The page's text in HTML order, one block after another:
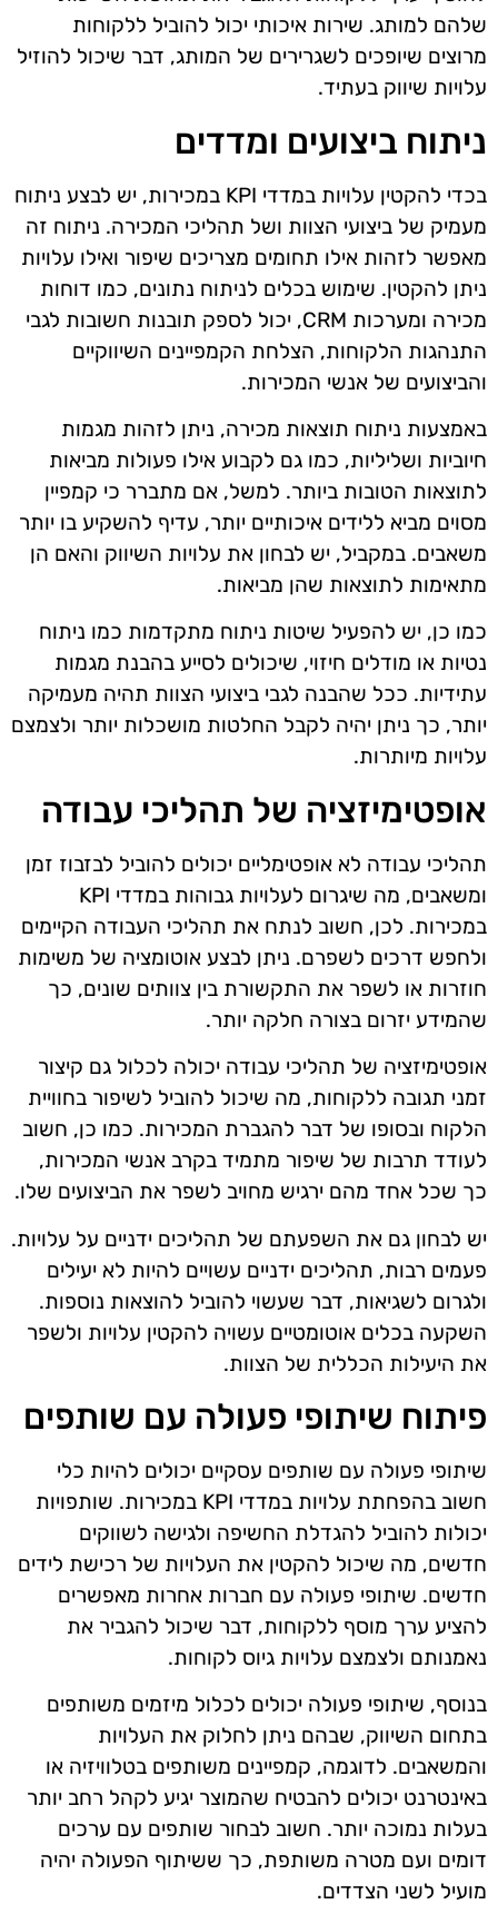
שלהם למותג. שירות איכותי יכול להוביל ללקוחות
מרוצים שיופכים לשגרירים של המותג, דבר שיכול להוזיל
עלויות שיווק בעתיד.
ניתוח ביצועים ומדדים
בכדי להקטין עלויות במדדי KPI במכירות, יש לבצע ניתוח
מעמיק של ביצועי הצוות ושל תהליכי המכירה. ניתוח זה
מאפשר לזהות אילו תחומים מצריכים שיפור ואילו עלויות
ניתן להקטין. שימוש בכלים לניתוח נתונים, כמו דוחות
מכירה ומערכות CRM, יכול לספק תובנות חשובות לגבי
התנהגות הלקוחות, הצלחת הקמפיינים השיווקיים
והביצועים של אנשי המכירות.
באמצעות ניתוח תוצאות מכירה, ניתן לזהות מגמות
חיוביות ושליליות, כמו גם לקבוע אילו פעולות מביאות
לתוצאות הטובות ביותר. למשל, אם מתברר כי קמפיין
מסוים מביא ללידים איכותיים יותר, עדיף להשקיע בו יותר
משאבים. במקביל, יש לבחון את עלויות השיווק והאם הן
מתאימות לתוצאות שהן מביאות.
כמו כן, יש להפעיל שיטות ניתוח מתקדמות כמו ניתוח
נטיות או מודלים חיזוי, שיכולים לסייע בהבנת מגמות
עתידיות. ככל שהבנה לגבי ביצועי הצוות תהיה מעמיקה
יותר, כך ניתן יהיה לקבל החלטות מושכלות יותר ולצמצם
עלויות מיותרות.
אופטימיזציה של תהליכי עבודה
תהליכי עבודה לא אופטימליים יכולים להוביל לבזבוז זמן
ומשאבים, מה שיגרום לעלויות גבוהות במדדי KPI
במכירות. לכן, חשוב לנתח את תהליכי העבודה הקיימים
ולחפש דרכים לשפרם. ניתן לבצע אוטומציה של משימות
חוזרות או לשפר את התקשורת בין צוותים שונים, כך
שהמידע יזרום בצורה חלקה יותר.
אופטימיזציה של תהליכי עבודה יכולה לכלול גם קיצור
זמני תגובה ללקוחות, מה שיכול להוביל לשיפור בחוויית
הלקוח ובסופו של דבר להגברת המכירות. כמו כן, חשוב
לעודד תרבות של שיפור מתמיד בקרב אנשי המכירות,
כך שכל אחד מהם ירגיש מחויב לשפר את הביצועים שלו.
יש לבחון גם את השפעתם של תהליכים ידניים על עלויות.
פעמים רבות, תהליכים ידניים עשויים להיות לא יעילים
ולגרום לשגיאות, דבר שעשוי להוביל להוצאות נוספות.
השקעה בכלים אוטומטיים עשויה להקטין עלויות ולשפר
את היעילות הכללית של הצוות.
פיתוח שיתופי פעולה עם שותפים
שיתופי פעולה עם שותפים עסקיים יכולים להיות כלי
חשוב בהפחתת עלויות במדדי KPI במכירות. שותפויות
יכולות להוביל להגדלת החשיפה ולגישה לשווקים
חדשים, מה שיכול להקטין את העלויות של רכישת לידים
חדשים. שיתופי פעולה עם חברות אחרות מאפשרים
להציע ערך מוסף ללקוחות, דבר שיכול להגביר את
נאמנותם ולצמצם עלויות גיוס לקוחות.
בנוסף, שיתופי פעולה יכולים לכלול מיזמים משותפים
בתחום השיווק, שבהם ניתן לחלוק את העלויות
והמשאבים. לדוגמה, קמפיינים משותפים בטלוויזיה או
באינטרנט יכולים להבטיח שהמוצר יגיע לקהל רחב יותר
בעלות נמוכה יותר. חשוב לבחור שותפים עם ערכים
דומים ועם מטרה משותפת, כך ששיתוף הפעולה יהיה
מועיל לשני הצדדים.